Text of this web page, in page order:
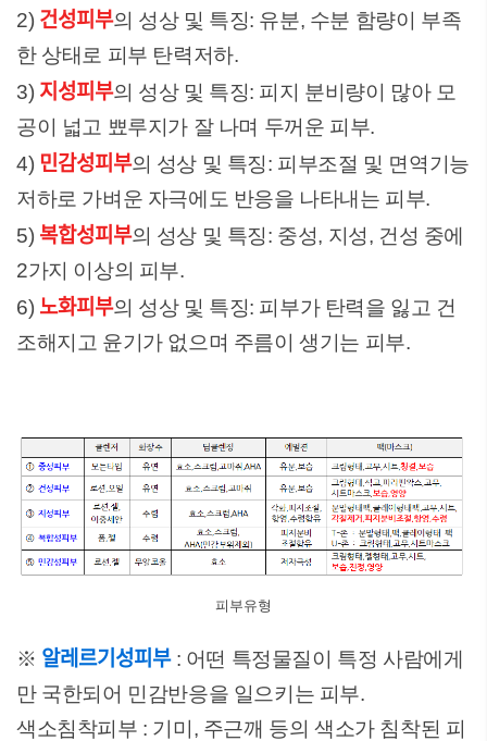
2) 건성피부의 성상 및 특징: 유분, 수분 함량이 부족
한 상태로 피부 탄력저하.
3) 지성피부의 성상 및 특징: 피지 분비량이 많아 모
공이 넓고 뾰루지가 잘 나며 두꺼운 피부.
4) 민감성피부의 성상 및 특징: 피부조절 및 면역기능
저하로 가벼운 자극에도 반응을 나타내는 피부.
5) 복합성피부의 성상 및 특징: 중성, 지성, 건성 중에
2가지 이상의 피부.
6) 노화피부의 성상 및 특징: 피부가 탄력을 잃고 건
조해지고 윤기가 없으며 주름이 생기는 피부.
피부유형
※ 알레르기성피부: 어떤 특정물질이 특정 사람에게
만 국한되어 민감반응을 일으키는 피부.
색소침착피부 : 기미, 주근깨 등의 색소가 침착된 피